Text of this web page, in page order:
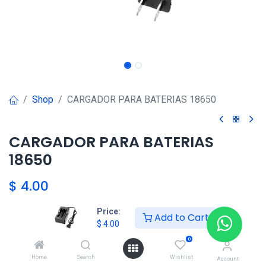
Price:
$ 4.00 Add to Cart
Home Search
0
Wishlist Account
Shop CARGADOR PARA BATERIAS 18650
CARGADOR PARA BATERIAS
18650
$ 4.00
Agregar al carrito
Agregar a la lista de deseos